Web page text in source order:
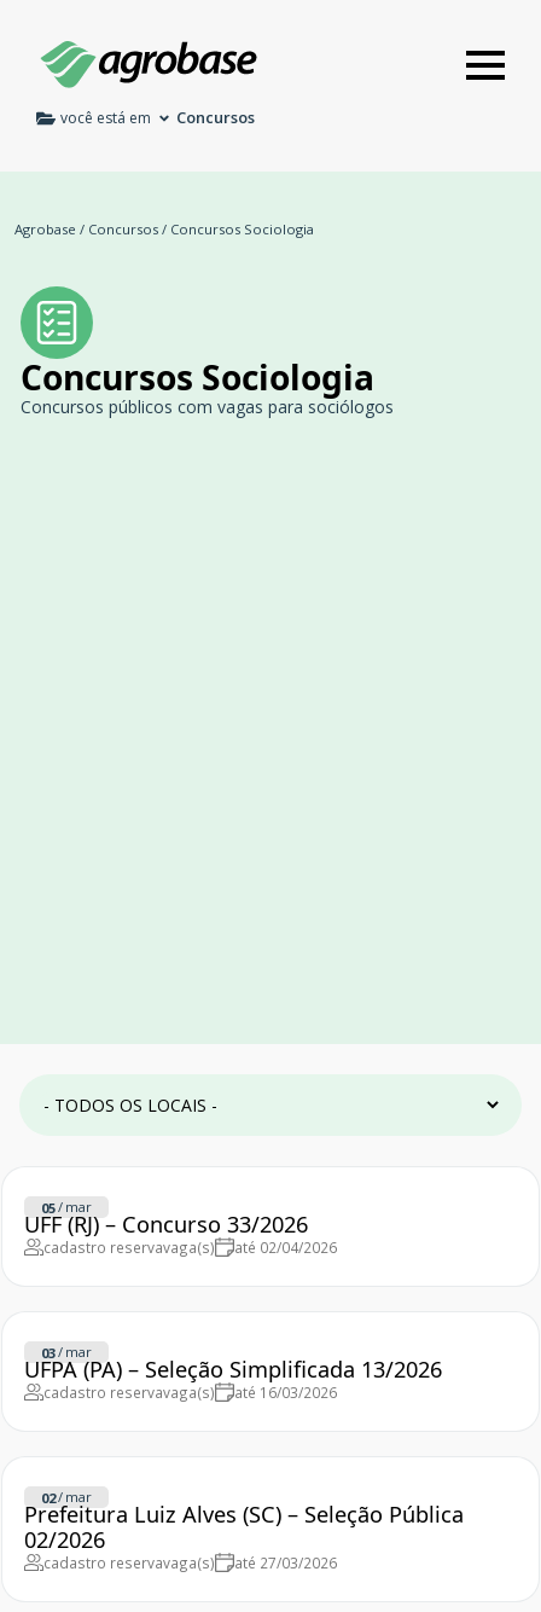
você está em Concursos
Agrobase / Concursos / Concursos Sociologia
Concursos Sociologia
Concursos públicos com vagas para sociólogos
05/ mar
UFF (RJ) – Concurso 33/2026
cadastro reservavaga(s) até 02/04/2026
03/ mar
UFPA (PA) – Seleção Simplificada 13/2026
cadastro reservavaga(s) até 16/03/2026
02/ mar
Prefeitura Luiz Alves (SC) – Seleção Pública
02/2026
cadastro reservavaga(s) até 27/03/2026